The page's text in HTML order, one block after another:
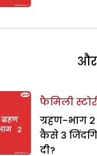
फैमिली
ग्रहण-भाग
कैसे 3
दी?